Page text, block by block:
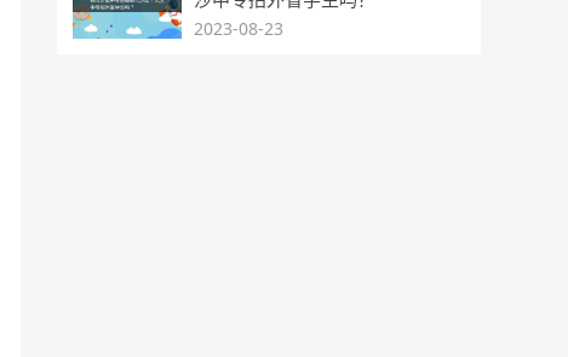
2023-08-23